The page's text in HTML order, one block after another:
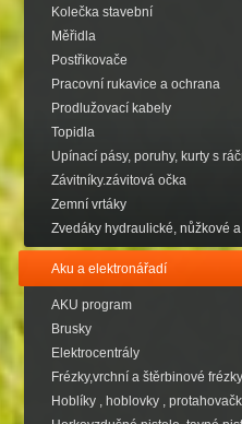
Kolečka stavební
Měřidla
Postřikovače
Pracovní rukavice a ochrana
Prodlužovací kabely
Topidla
Upínací pásy, poruhy, kurty s
Závitníky.závitová očka
Zemní vrtáky
Zvedáky hydraulické, nůžkové
Aku a elektronářadí
AKU program
Brusky
Elektrocentrály
Frézky,vrchní a štěrbinové frézky
Hoblíky , hoblovky ,